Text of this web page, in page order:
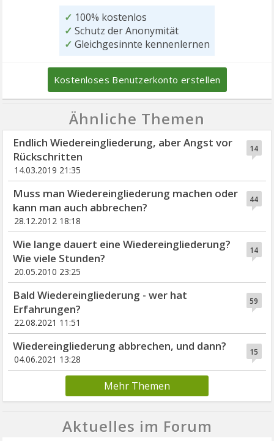
✓ 100% kostenlos
✓ Schutz der Anonymität
✓ Gleichgesinnte kennenlernen
Kostenloses Benutzerkonto erstellen
Ähnliche Themen
14
Endlich Wiedereingliederung, aber Angst vor
Rückschritten
14.03.2019 21:35
44
Muss man Wiedereingliederung machen oder
kann man auch abbrechen?
28.12.2012 18:18
14
Wie lange dauert eine Wiedereingliederung?
Wie viele Stunden?
20.05.2010 23:25
59
Bald Wiedereingliederung - wer hat
Erfahrungen?
22.08.2021 11:51
15
Wiedereingliederung abbrechen, und dann?
04.06.2021 13:28
Mehr Themen
Aktuelles im Forum